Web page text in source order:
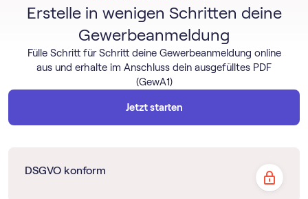
Erstelle in wenigen Schritten deine
Gewerbeanmeldung
Fülle Schritt für Schritt deine Gewerbeanmeldung online
aus und erhalte im Anschluss dein ausgefülltes PDF
(GewA1)
Jetzt starten
DSGVO konform